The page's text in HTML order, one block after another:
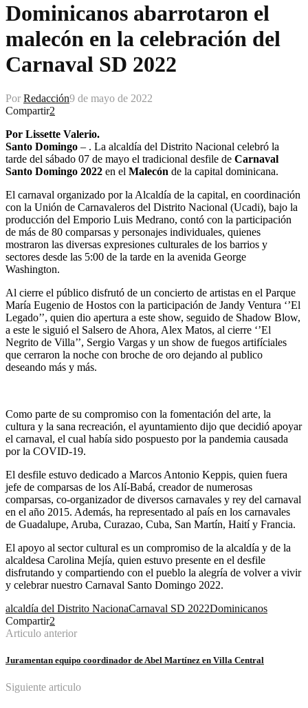
Dominicanos abarrotaron el
malecón en la celebración del
Carnaval SD 2022
Por Redacción9 de mayo de 2022
Compartir2
Por Lissette Valerio.
Santo Domingo – . La alcaldía del Distrito Nacional celebró la
tarde del sábado 07 de mayo el tradicional desfile de Carnaval
Santo Domingo 2022 en el Malecón de la capital dominicana.
El carnaval organizado por la Alcaldía de la capital, en coordinación
con la Unión de Carnavaleros del Distrito Nacional (Ucadi), bajo la
producción del Emporio Luis Medrano, contó con la participación
de más de 80 comparsas y personajes individuales, quienes
mostraron las diversas expresiones culturales de los barrios y
sectores desde las 5:00 de la tarde en la avenida George
Washington.
Al cierre el público disfrutó de un concierto de artistas en el Parque
María Eugenio de Hostos con la participación de Jandy Ventura ‘’El
Legado’’, quien dio apertura a este show, seguido de Shadow Blow,
a este le siguió el Salsero de Ahora, Alex Matos, al cierre ‘’El
Negrito de Villa’’, Sergio Vargas y un show de fuegos artifíciales
que cerraron la noche con broche de oro dejando al publico
deseando más y más.
Como parte de su compromiso con la fomentación del arte, la
cultura y la sana recreación, el ayuntamiento dijo que decidió apoyar
el carnaval, el cual había sido pospuesto por la pandemia causada
por la COVID-19.
El desfile estuvo dedicado a Marcos Antonio Keppis, quien fuera
jefe de comparsas de los Alí-Babá, creador de numerosas
comparsas, co-organizador de diversos carnavales y rey del carnaval
en el año 2015. Además, ha representado al país en los carnavales
de Guadalupe, Aruba, Curazao, Cuba, San Martín, Haití y Francia.
El apoyo al sector cultural es un compromiso de la alcaldía y de la
alcaldesa Carolina Mejía, quien estuvo presente en el desfile
disfrutando y compartiendo con el pueblo la alegría de volver a vivir
y celebrar nuestro Carnaval Santo Domingo 2022.
alcaldía del Distrito NacionaCarnaval SD 2022Dominicanos
Compartir2
Articulo anterior
Juramentan equipo coordinador de Abel Martínez en Villa Central
Siguiente articulo